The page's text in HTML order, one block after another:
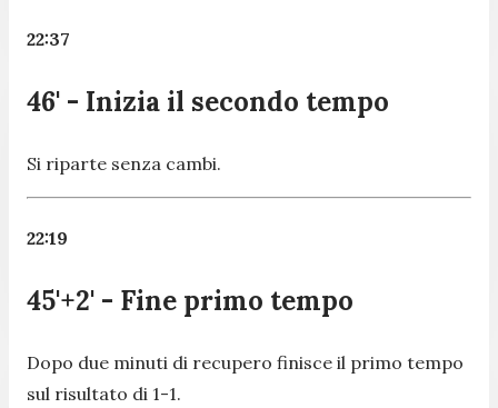
22:37
46' - Inizia il secondo tempo
Si riparte senza cambi.
22:19
45'+2' - Fine primo tempo
Dopo due minuti di recupero finisce il primo tempo
sul risultato di 1-1.